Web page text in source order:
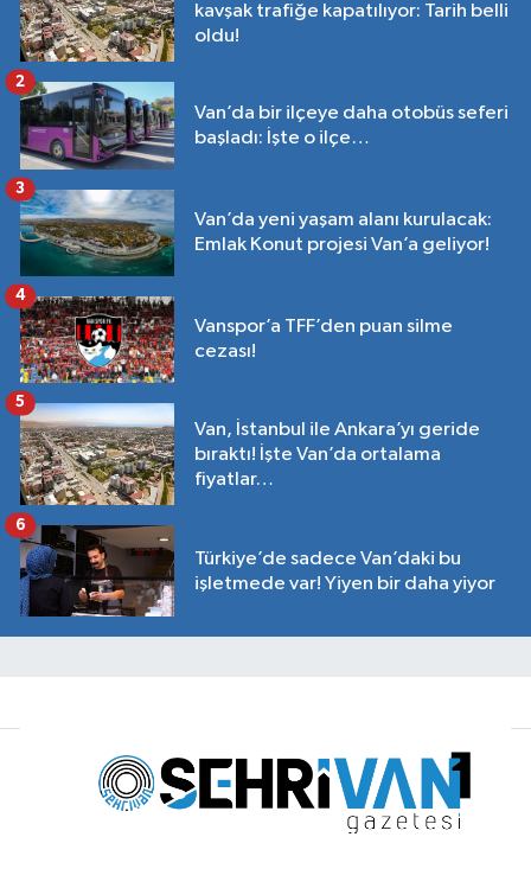
kavşak trafiğe kapatılıyor: Tarih belli
oldu!
Van’da bir ilçeye daha otobüs seferi
başladı: İşte o ilçe…
2
Van’da yeni yaşam alanı kurulacak:
Emlak Konut projesi Van’a geliyor!
3
Vanspor’a TFF’den puan silme
cezası!
4
Van, İstanbul ile Ankara’yı geride
bıraktı! İşte Van’da ortalama
fiyatlar…
5
Türkiye’de sadece Van’daki bu
işletmede var! Yiyen bir daha yiyor
6